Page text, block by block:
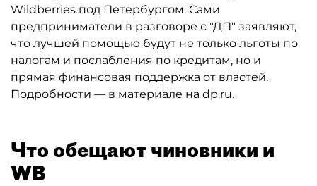
Wildberries под Петербургом. Сами
предприниматели в разговоре с "ДП" заявляют,
что лучшей помощью будут не только льготы по
налогам и послабления по кредитам, но и
прямая финансовая поддержка от властей.
Подробности — в материале на dp.ru.
Что обещают чиновники и
WB